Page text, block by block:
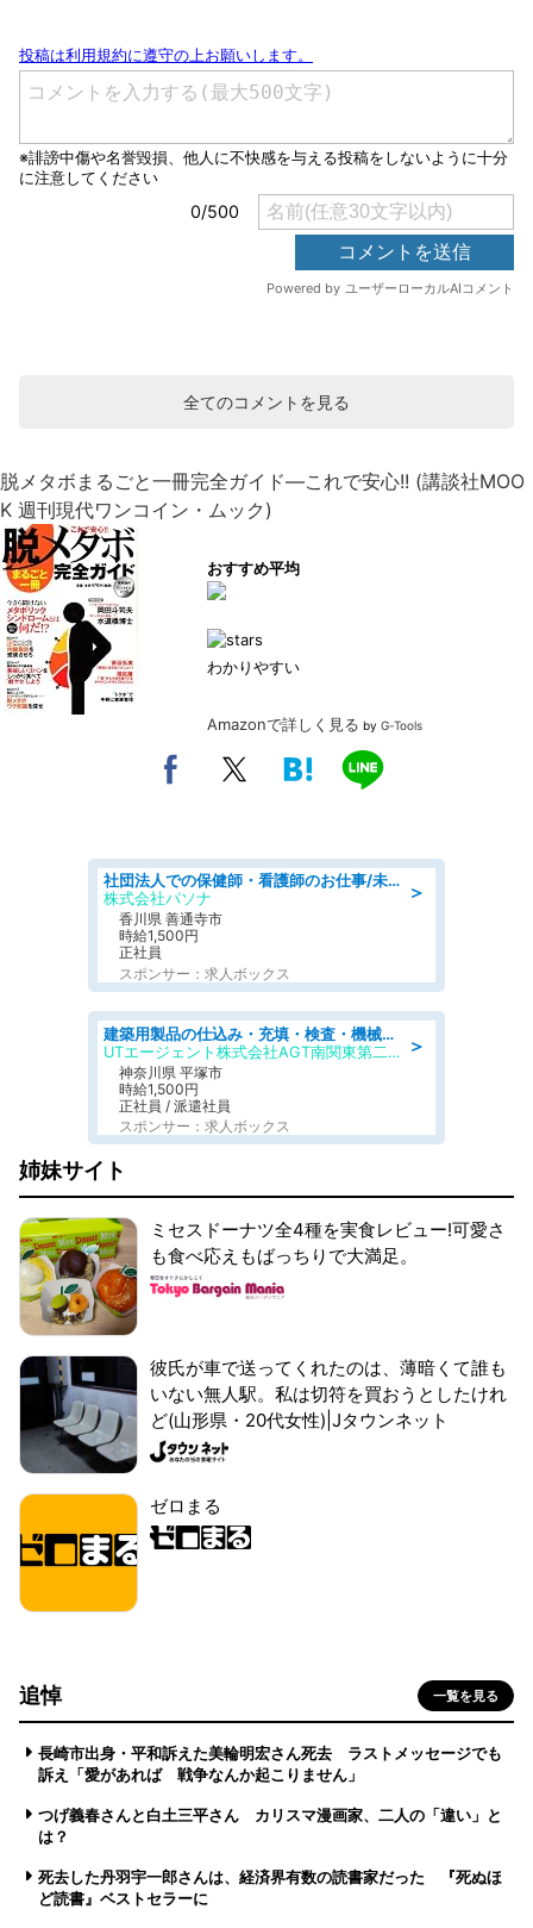
全てのコメントを見る
脱メタボまるごと一冊完全ガイド―これで安心!! (講談社MOO
K 週刊現代ワンコイン・ムック)
おすすめ平均
わかりやすい
Amazonで詳しく見る by G-Tools
＞
社団法人での保健師・看護師のお仕事/未経験OK/要資格:普通免許、保健師、正看護師
株式会社パソナ
香川県 善通寺市
時給1,500円
正社員
スポンサー：求人ボックス
＞
建築用製品の仕込み・充填・検査・機械操作/寮完備/日払い/工場・製造
UTエージェント株式会社AGT南関東第二CU
神奈川県 平塚市
時給1,500円
正社員 / 派遣社員
スポンサー：求人ボックス
姉妹サイト
ミセスドーナツ全4種を実食レビュー!可愛さ
も食べ応えもばっちりで大満足。
彼氏が車で送ってくれたのは、薄暗くて誰も
いない無人駅。私は切符を買おうとしたけれ
ど(山形県・20代女性)|Jタウンネット
ゼロまる
追悼 一覧を見る
長崎市出身・平和訴えた美輪明宏さん死去 ラストメッセージでも
訴え「愛があれば 戦争なんか起こりません」
つげ義春さんと白土三平さん カリスマ漫画家、二人の「違い」と
は？
死去した丹羽宇一郎さんは、経済界有数の読書家だった 『死ぬほ
ど読書』ベストセラーに